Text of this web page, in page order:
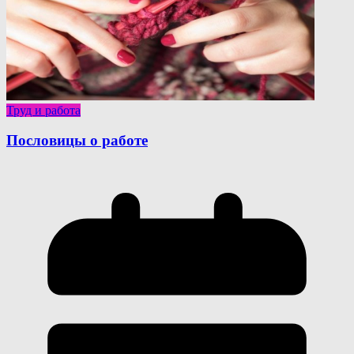
Труд и работа
Пословицы о работе